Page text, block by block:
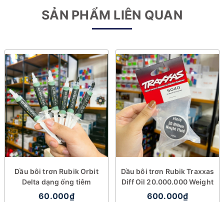
SẢN PHẨM LIÊN QUAN
Dầu bôi trơn Rubik Orbit
Delta dạng ống tiêm
60.000₫
Dầu bôi trơn Rubik Traxxas
Diff Oil 20.000.000 Weight
600.000₫